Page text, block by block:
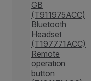
GB
(T911975ACC)
Bluetooth
Headset
(T197771ACC)
Remote
operation
button